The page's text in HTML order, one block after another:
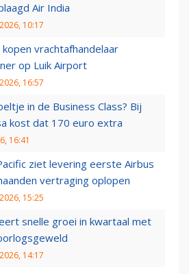
Air India
10:17
kopen vrachtafhandelaar
op Luik Airport
16:57
in de Business Class? Bij
kost dat 170 euro extra
16:41
ziet levering eerste Airbus
vertraging oplopen
15:25
snelle groei in kwartaal met
14:17